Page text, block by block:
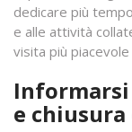
dedicare più
e alle attività
visita più
e